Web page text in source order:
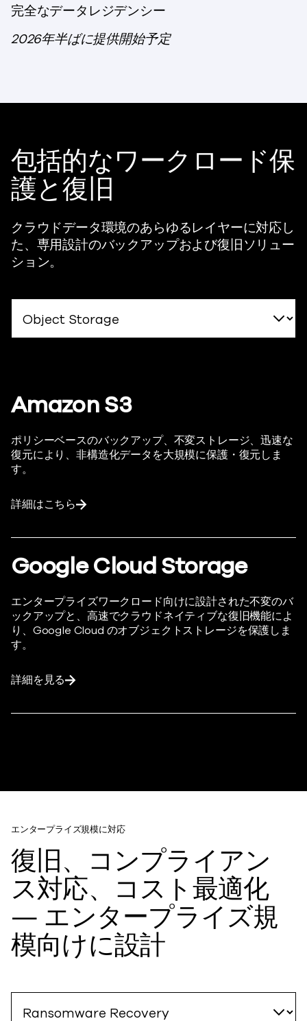
完全なデータレジデンシー
2026年半ばに提供開始予定
包括的なワークロード保
護と復旧
クラウドデータ環境のあらゆるレイヤーに対応し
た、専用設計のバックアップおよび復旧ソリュー
ション。
Amazon S3
ポリシーベースのバックアップ、不変ストレージ、迅速な
復元により、非構造化データを大規模に保護・復元しま
す。
詳細はこちら
Google Cloud Storage
エンタープライズワークロード向けに設計された不変のバ
ックアップと、高速でクラウドネイティブな復旧機能によ
り、Google Cloud のオブジェクトストレージを保護しま
す。
詳細を見る
エンタープライズ規模に対応
復旧、コンプライアン
ス対応、コスト最適化
— エンタープライズ規
模向けに設計